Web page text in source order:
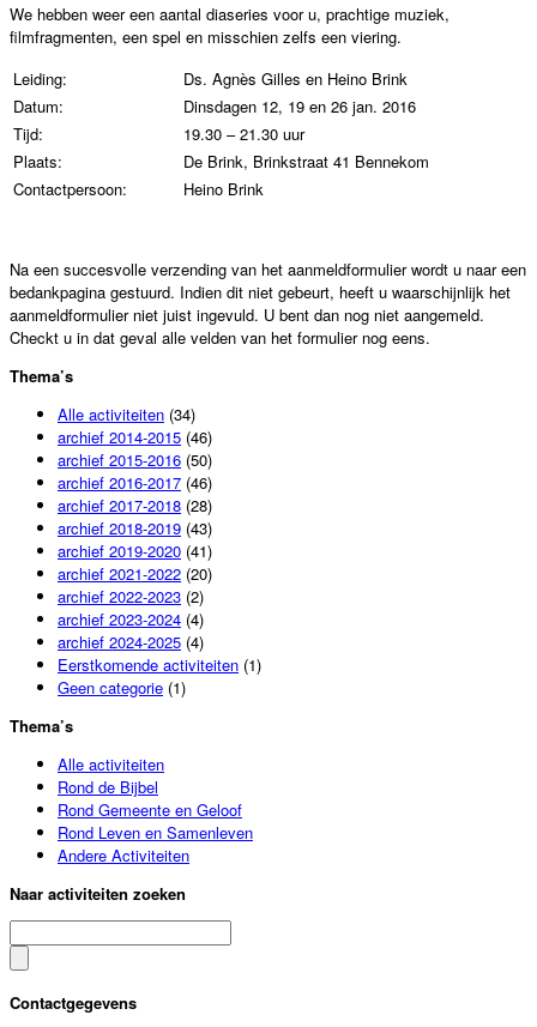
We hebben weer een aantal diaseries voor u, prachtige muziek,
filmfragmenten, een spel en misschien zelfs een viering.
Leiding:
Ds. Agnès Gilles en Heino Brink
Datum:
Dinsdagen 12, 19 en 26 jan. 2016
Tijd:
19.30 – 21.30 uur
Plaats:
De Brink, Brinkstraat 41 Bennekom
Contactpersoon:
Heino Brink
Na een succesvolle verzending van het aanmeldformulier wordt u naar een
bedankpagina gestuurd. Indien dit niet gebeurt, heeft u waarschijnlijk het
aanmeldformulier niet juist ingevuld. U bent dan nog niet aangemeld.
Checkt u in dat geval alle velden van het formulier nog eens.
Thema’s
Alle activiteiten (34)
archief 2014-2015 (46)
archief 2015-2016 (50)
archief 2016-2017 (46)
archief 2017-2018 (28)
archief 2018-2019 (43)
archief 2019-2020 (41)
archief 2021-2022 (20)
archief 2022-2023 (2)
archief 2023-2024 (4)
archief 2024-2025 (4)
Eerstkomende activiteiten (1)
Geen categorie (1)
Thema’s
Alle activiteiten
Rond de Bijbel
Rond Gemeente en Geloof
Rond Leven en Samenleven
Andere Activiteiten
Naar activiteiten zoeken
Contactgegevens